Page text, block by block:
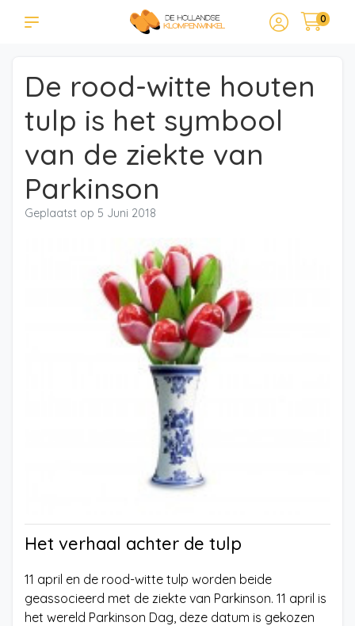
0
De rood-witte houten
tulp is het symbool
van de ziekte van
Parkinson
Geplaatst op 5 Juni 2018
Het verhaal achter de tulp
11 april en de rood-witte tulp worden beide
geassocieerd met de ziekte van Parkinson. 11 april is
het wereld Parkinson Dag, deze datum is gekozen